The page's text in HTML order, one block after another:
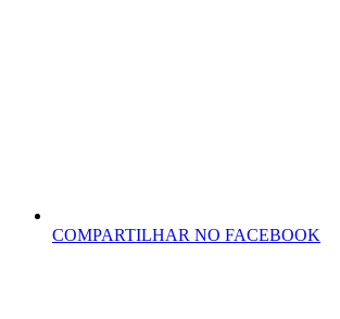
COMPARTILHAR NO FACEBOOK